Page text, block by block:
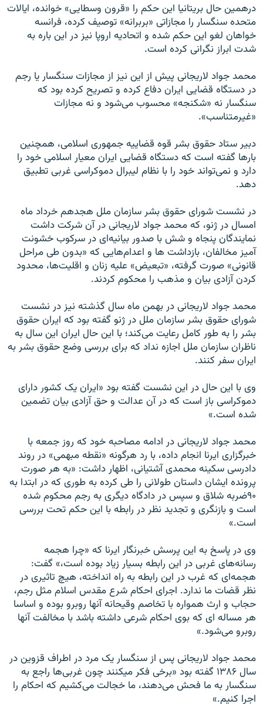
درهمین حال بریتانیا این حکم را «قرون وسطایی» خوانده، ایالات
متحده سنگسار را مجازاتی «بربرانه» توصیف کرده، فرانسه
خواهان لغو این حکم شده و اتحادیه اروپا نیز در این باره به
شدت ابراز نگرانی کرده است.
محمد جواد لاریجانی پیش از این نیز از مجازات سنگسار یا رجم
در دستگاه قضایی ایران دفاع کرده و تصریح کرده بود که
سنگسار نه «شکنجه» محسوب می‌شود و نه مجازات
«غیرمتناسب».
دبیر ستاد حقوق بشر قوه قضاییه جمهوری اسلامی، همچنین
بارها گفته است که دستگاه قضایی ایران معیار اسلامی خود را
دارد و نمی‌تواند خود را با نظام لیبرال دموکراسی غربی تطبیق
دهد.
در نشست شورای حقوق بشر سازمان ملل هجدهم خرداد ماه
امسال در ژنو، که محمد جواد لاریجانی در آن شرکت داشت
نمایندگان پنجاه و شش با صدور بیانیه‌ای در سرکوب خشونت
آمیز مخالفان، بازداشت ‌ها و اعدام‌هایی که «بدون طی مراحل
قانونی» صورت گرفته، «تبعیض» علیه زنان و اقلیت‌ها، محدود
کردن آزادی بیان و مذهب را محکوم کردند.
محمد جواد لاریجانی در بهمن ماه سال گذشته نیز در نشست
شورای حقوق بشر سازمان ملل در ژنو گفته بود که ایران حقوق
بشر را به طور کامل رعایت می‌کند؛ با این حال ایران این سال به
ناظران سازمان ملل اجازه نداد که برای بررسی وضع حقوق بشر به
ایران سفر کنند.
وی با این حال در این نشست گفته بود «ايران يک کشور داراى
دموکراسى باز است که در آن عدالت و حق آزادى بيان تضمين
شده است.»
محمد جواد لاریجانی در ادامه مصاحبه خود که روز جمعه با
خبرگزاری ایرنا انجام داده، با رد هرگونه «نقطه مبهمی» در روند
دادرسی سکینه محمدی آشتیانی، اظهار داشت: «به هر صورت
پرونده ایشان داستان طولانی را طی کرده به طوری که در ابتدا به
۹۰ضربه شلاق و سپس در دادگاه دیگری به رجم محکوم شده
است و بازنگری و تجدید نظر در رابطه با این حکم تحت بررسی
است.»
وی در پاسخ به این پرسش خبرنگار ایرنا که «چرا هجمه
رسانه‌های غربی در این رابطه بسیار زیاد بوده است،» گفت:
هجمه‌ای که غرب در این رابطه به راه انداخته، هیچ تاثیری در
نظر قضات ما ندارد. اجرای احکام شرع مقدس اسلام مثل رجم،
حجاب و ارث همواره با تخاصم وقیحانه آنها روبرو بوده و اساسا
هر مساله ای که بوی احکام شرعی داشته باشد با مخالفت آنها
روبرو می‌شود.»
محمد جواد لاریجانی پس از سنگسار یک مرد در اطراف قزوین در
سال ۱۳۸۶ گفته بود «برخی فکر میکنند چون غربی‌ها راجع به
سنگسار به ما فحش می‌دهند، ما خجالت می‌کشیم که احکام را
اجرا کنیم.»